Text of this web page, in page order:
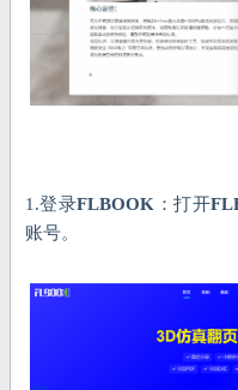
1.登录FLBOOK ：打开
账号。